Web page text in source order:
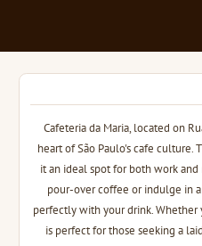
Cafeteria da Maria, located on
heart of São Paulo's cafe culture.
it an ideal spot for both work
pour-over coffee or indulge in
perfectly with your drink. Whether
is perfect for those seeking a